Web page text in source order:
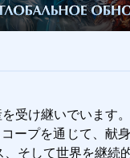
受け継いでいます
ープを通じて、献
そして世界を継続